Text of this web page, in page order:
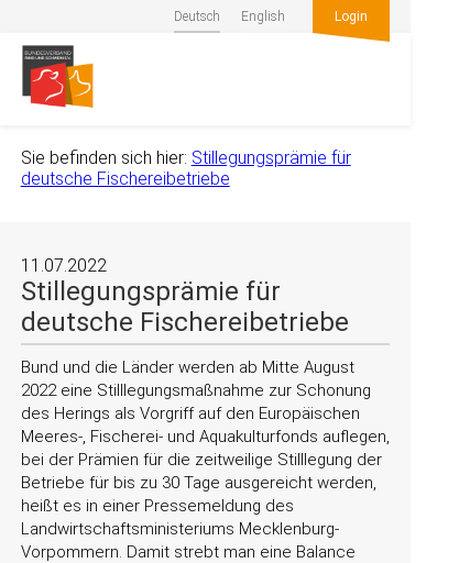
Deutsch English Login
Sie befinden sich hier: Stillegungsprämie für
deutsche Fischereibetriebe
11.07.2022
Stillegungsprämie für
deutsche Fischereibetriebe
Bund und die Länder werden ab Mitte August
2022 eine Stilllegungsmaßnahme zur Schonung
des Herings als Vorgriff auf den Europäischen
Meeres-, Fischerei- und Aquakulturfonds auflegen,
bei der Prämien für die zeitweilige Stilllegung der
Betriebe für bis zu 30 Tage ausgereicht werden,
heißt es in einer Pressemeldung des
Landwirtschaftsministeriums Mecklenburg-
Vorpommern. Damit strebt man eine Balance